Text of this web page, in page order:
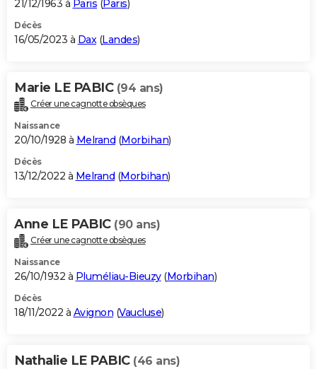
21/12/1963 à Paris (Paris)
Décès
16/05/2023 à Dax(Landes)
Marie LE PABIC (94 ans)
Créer une cagnotte obsèques
Naissance
20/10/1928 à Melrand (Morbihan)
Décès
13/12/2022 à Melrand (Morbihan)
Anne LE PABIC (90 ans)
Créer une cagnotte obsèques
Naissance
26/10/1932 à Pluméliau-Bieuzy(Morbihan)
Décès
18/11/2022 à Avignon (Vaucluse)
Nathalie LE PABIC (46 ans)